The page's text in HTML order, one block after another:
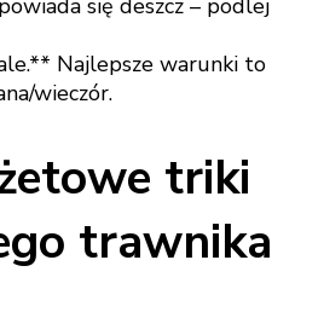
Najlepsze warunki to
wieczór.
triki
trawnika